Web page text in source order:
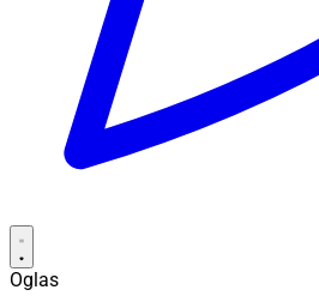
Oglas